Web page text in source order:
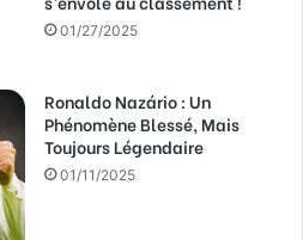
01/27/2025
Ronaldo Nazário : Un
Phénomène Blessé, Mais
Toujours Légendaire
01/11/2025